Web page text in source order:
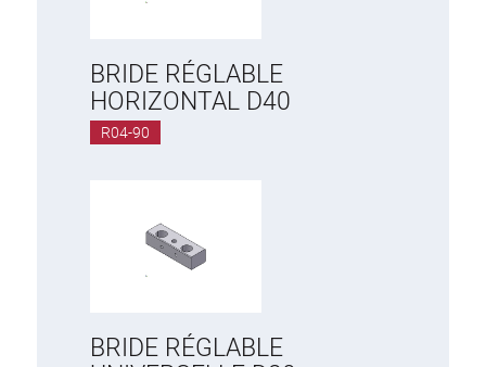
BRIDE RÉGLABLE
HORIZONTAL D40
R04-90
BRIDE RÉGLABLE